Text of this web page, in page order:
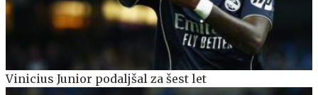
Vinicius Junior podaljšal za šest let